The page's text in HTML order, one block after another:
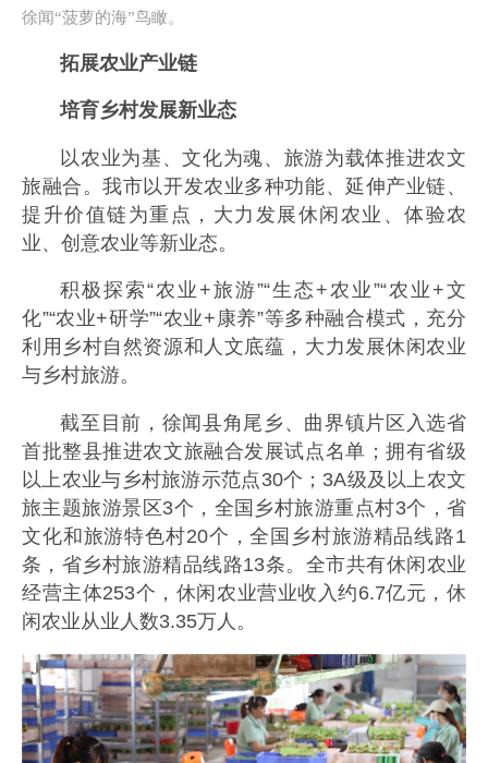
徐闻“菠萝的海”鸟瞰。
拓展农业产业链
培育乡村发展新业态
以农业为基、文化为魂、旅游为载体推进农文
旅融合。我市以开发农业多种功能、延伸产业链、
提升价值链为重点，大力发展休闲农业、体验农
业、创意农业等新业态。
积极探索“农业+旅游”“生态+农业”“农业+文
化”“农业+研学”“农业+康养”等多种融合模式，充分
利用乡村自然资源和人文底蕴，大力发展休闲农业
与乡村旅游。
截至目前，徐闻县角尾乡、曲界镇片区入选省
首批整县推进农文旅融合发展试点名单；拥有省级
以上农业与乡村旅游示范点30个；3A级及以上农文
旅主题旅游景区3个，全国乡村旅游重点村3个，省
文化和旅游特色村20个，全国乡村旅游精品线路1
条，省乡村旅游精品线路13条。全市共有休闲农业
经营主体253个，休闲农业营业收入约6.7亿元，休
闲农业从业人数3.35万人。